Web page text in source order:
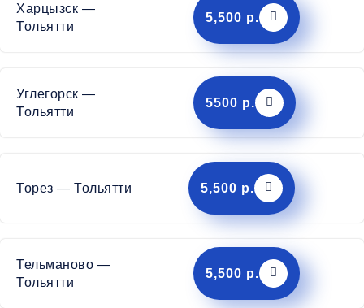
Харцызск —
Тольятти
5,500 р.
Углегорск —
Тольятти
5500 р.
Торез — Тольятти 5,500 р.
Тельманово —
Тольятти
5,500 р.